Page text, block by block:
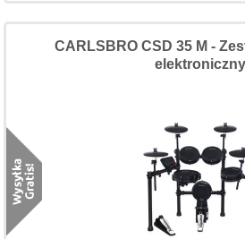
CARLSBRO CSD 35 M -
elektroniczny